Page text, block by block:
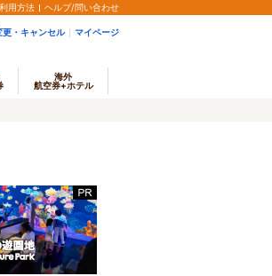
用方法 ヘルプ/問い合わせ
更・キャンセル マイページ
海外
航空券+ホテル